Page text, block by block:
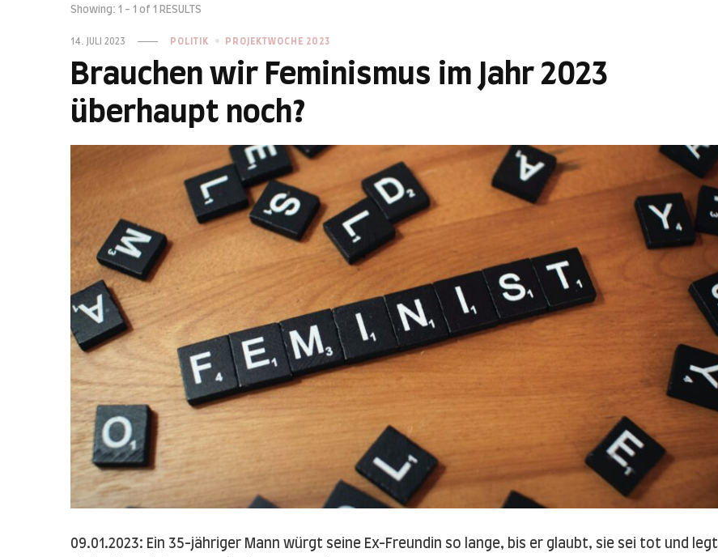
Showing: 1 - 1 of 1 RESULTS
14. JULI 2023 POLITIK PROJEKTWOCHE 2023
Brauchen wir Feminismus im Jahr 2023
überhaupt noch?
09.01.2023: Ein 35-jähriger Mann würgt seine Ex-Freundin so lange, bis er glaubt, sie sei tot und legt